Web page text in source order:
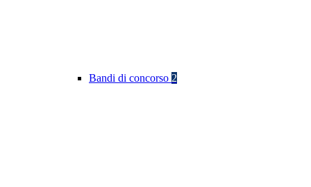
Bandi di concorso 2